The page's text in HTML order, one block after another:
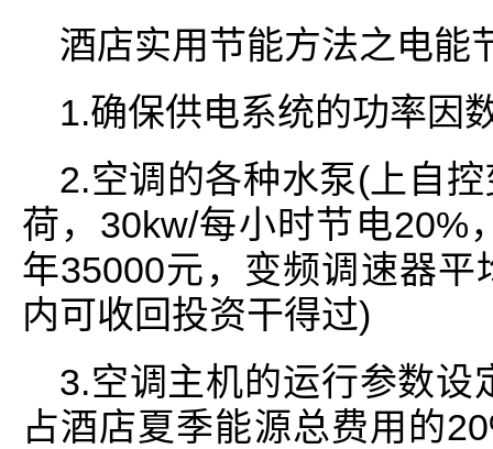
酒店实用节能方法之电能
1.确保供电系统的功率因
2.空调的各种水泵(上自
荷，30kw/每小时节电20%
年35000元，变频调速器
内可收回投资干得过)
3.空调主机的运行参数设
占酒店夏季能源总费用的